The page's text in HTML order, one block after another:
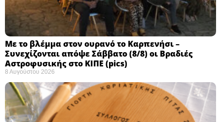
Με το βλέμμα στον ουρανό το Καρπενήσι –
Συνεχίζονται απόψε Σάββατο (8/8) οι Βραδιές
Αστροφυσικής στο ΚΙΠΕ (pics)
8 Αυγούστου 2026